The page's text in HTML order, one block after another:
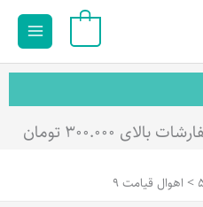
Main
۳۰۰.۰۰۰ تومان